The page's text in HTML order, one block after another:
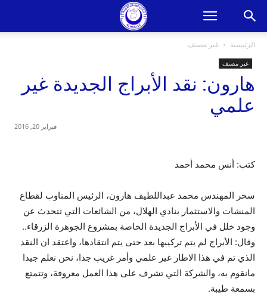
الرئيسية غير مصنف
غير مصنف
هارون: نقد الأبراج الجديدة غير
علمي
فبراير 20, 2016
كتب: أنس محمد أحمد
سخر المهندس محمد عبداللطيف هارون، الرئيس المناوب لقطاع
المنشات والاستثمار بنادي الهلال، من الشائعات التي تتحدث عن
وجود خلل في الأبراج الجديدة الخاصة بمشروع الجوهرة الزرقاء..
وقال: الأبراج لم يتم تركيبها بعد حتى يتم انتقادها، واعتقد ان النقد
الذي تم في هذا الاطار غير علمي وأمر غريب جدا، نحن نعلم جيدا
مانقوم به، والشركة التي تشرف على هذا العمل معروفة، وتتمتع
بسمعة طيبة.